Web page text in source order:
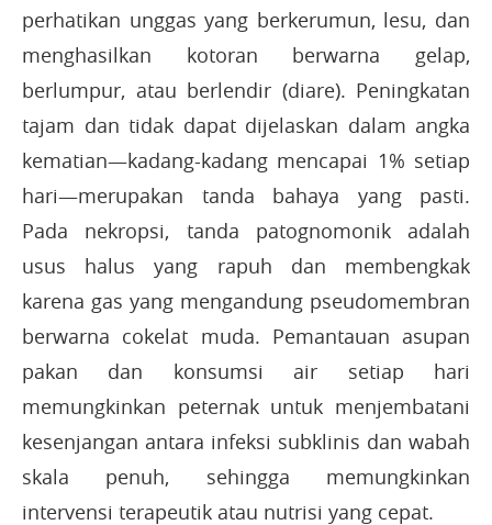
perhatikan unggas yang berkerumun, lesu, dan
menghasilkan kotoran berwarna gelap,
berlumpur, atau berlendir (diare). Peningkatan
tajam dan tidak dapat dijelaskan dalam angka
kematian—kadang-kadang mencapai 1% setiap
hari—merupakan tanda bahaya yang pasti.
Pada nekropsi, tanda patognomonik adalah
usus halus yang rapuh dan membengkak
karena gas yang mengandung pseudomembran
berwarna cokelat muda. Pemantauan asupan
pakan dan konsumsi air setiap hari
memungkinkan peternak untuk menjembatani
kesenjangan antara infeksi subklinis dan wabah
skala penuh, sehingga memungkinkan
intervensi terapeutik atau nutrisi yang cepat.